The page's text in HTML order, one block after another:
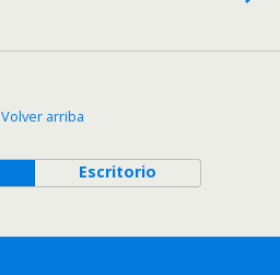
Volver arriba
Escritorio